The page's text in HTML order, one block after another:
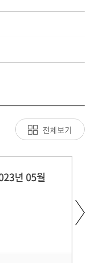
전체보기